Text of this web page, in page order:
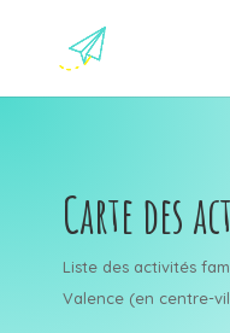
Carte des
Liste des activités
Valence (en centre-